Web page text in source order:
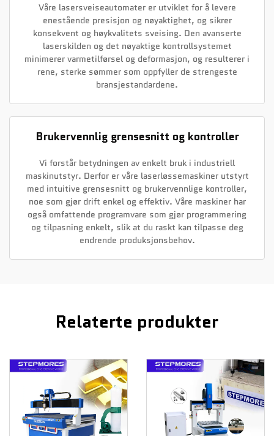
Våre lasersveiseautomater er utviklet for å levere
enestående presisjon og nøyaktighet, og sikrer
konsekvent og høykvalitets sveising. Den avanserte
laserskilden og det nøyaktige kontrollsystemet
minimerer varmetilførsel og deformasjon, og resulterer i
rene, sterke sømmer som oppfyller de strengeste
bransjestandardene.
Brukervennlig grensesnitt og kontroller
Vi forstår betydningen av enkelt bruk i industriell
maskinutstyr. Derfor er våre laserløssemaskiner utstyrt
med intuitive grensesnitt og brukervennlige kontroller,
noe som gjør drift enkel og effektiv. Våre maskiner har
også omfattende programvare som gjør programmering
og tilpasning enkelt, slik at du raskt kan tilpasse deg
endrende produksjonsbehov.
Relaterte produkter